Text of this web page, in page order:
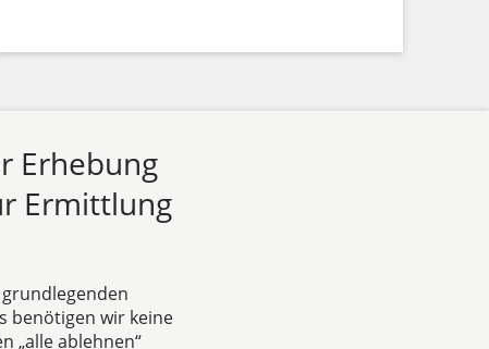
Erhebung
Ermittlung
benötigen wir keine
„alle ablehnen“